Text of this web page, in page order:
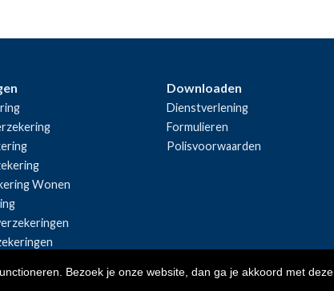
Bezoek je onze website, dan ga je akkoord met deze
Wonen
Downloaden
Dienstverlening
Formulieren
Polisvoorwaarden